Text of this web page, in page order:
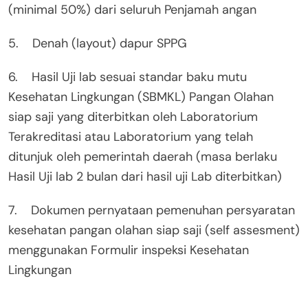
(minimal 50%) dari seluruh Penjamah angan
5. Denah (layout) dapur SPPG
6. Hasil Uji lab sesuai standar baku mutu
Kesehatan Lingkungan (SBMKL) Pangan Olahan
siap saji yang diterbitkan oleh Laboratorium
Terakreditasi atau Laboratorium yang telah
ditunjuk oleh pemerintah daerah (masa berlaku
Hasil Uji lab 2 bulan dari hasil uji Lab diterbitkan)
7. Dokumen pernyataan pemenuhan persyaratan
kesehatan pangan olahan siap saji (self assesment)
menggunakan Formulir inspeksi Kesehatan
Lingkungan